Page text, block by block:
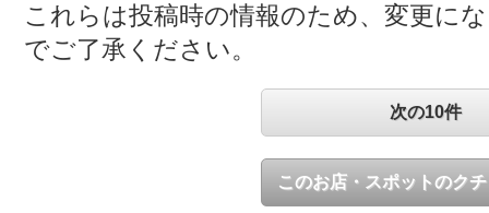
これらは投稿時の情報のため、変更に
でご了承ください。
次の10件
このお店・スポットのク